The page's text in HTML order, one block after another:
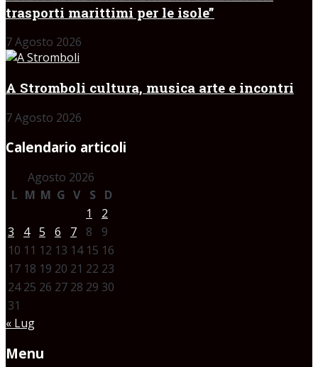
trasporti marittimi per le isole”
7 Agosto 2026
A Stromboli cultura, musica arte e incontri
7 Agosto 2026
Calendario articoli
Agosto 2026
L M M G V S
D
1
2
3
4 5 6 7 8
9
10 11 12 13 14 15 16
17 18 19 20 21 22 23
24 25 26 27 28 29 30
31
« Lug
Menu